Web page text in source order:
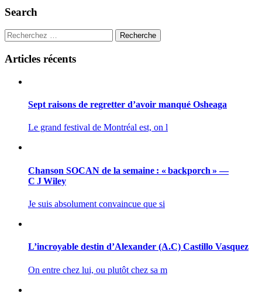
Search
Recherche
Articles récents
Sept raisons de regretter d’avoir manqué Osheaga
Le grand festival de Montréal est, on l
Chanson SOCAN de la semaine : « backporch » —
C J Wiley
Je suis absolument convaincue que si
L’incroyable destin d’Alexander (A.C) Castillo Vasquez
On entre chez lui, ou plutôt chez sa m